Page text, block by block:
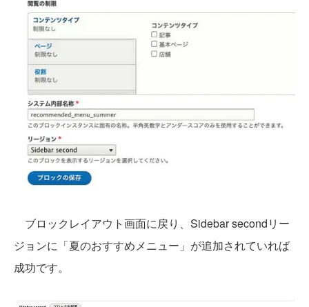
ブロックレイアウト画面に戻り、Sidebar secondリー
ジョンに「夏のおすすめメニュー」が追加されていれば
成功です。